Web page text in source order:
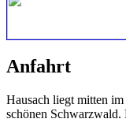
Anfahrt
Hausach liegt mitten
schönen Schwarzwald.